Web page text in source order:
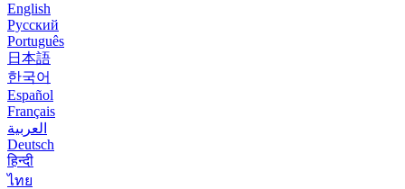
English
Русский
Português
日本語
한국어
Español
Français
العربية
Deutsch
हिन्दी
ไทย